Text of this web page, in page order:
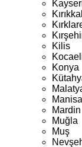
Kilis
Konya
Manisa
Mardin
Muğla
Muş